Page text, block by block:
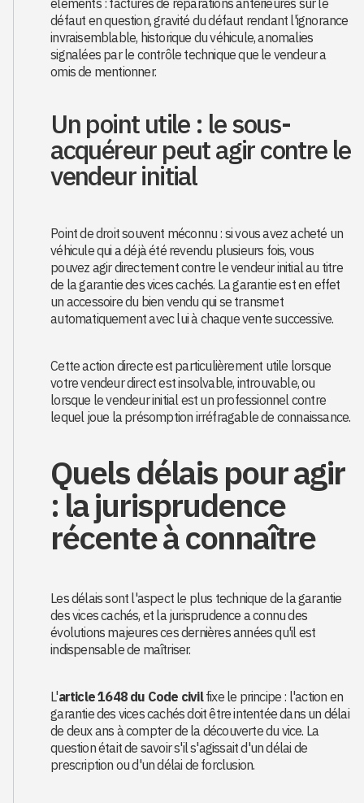
éléments : factures de réparations antérieures sur le
défaut en question, gravité du défaut rendant l'ignorance
invraisemblable, historique du véhicule, anomalies
signalées par le contrôle technique que le vendeur a
omis de mentionner.
Un point utile : le sous-
acquéreur peut agir contre le
vendeur initial
Point de droit souvent méconnu : si vous avez acheté un
véhicule qui a déjà été revendu plusieurs fois, vous
pouvez agir directement contre le vendeur initial au titre
de la garantie des vices cachés. La garantie est en effet
un accessoire du bien vendu qui se transmet
automatiquement avec lui à chaque vente successive.
Cette action directe est particulièrement utile lorsque
votre vendeur direct est insolvable, introuvable, ou
lorsque le vendeur initial est un professionnel contre
lequel joue la présomption irréfragable de connaissance.
Quels délais pour agir
: la jurisprudence
récente à connaître
Les délais sont l'aspect le plus technique de la garantie
des vices cachés, et la jurisprudence a connu des
évolutions majeures ces dernières années qu'il est
indispensable de maîtriser.
L'article 1648 du Code civilfixe le principe : l'action en
garantie des vices cachés doit être intentée dans un délai
de deux ans à compter de la découverte du vice. La
question était de savoir s'il s'agissait d'un délai de
prescription ou d'un délai de forclusion.